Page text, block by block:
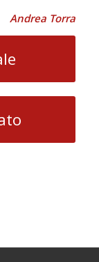
Andrea Torra